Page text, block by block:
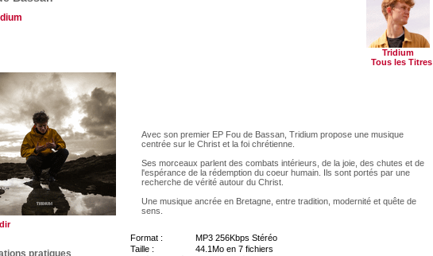
Tridium
Tous les Titres
pratiques
Avec son premier EP Fou de Bassan, Tridium propose une musique
centrée sur le Christ et la foi chrétienne.
Ses morceaux parlent des combats intérieurs, de la joie, des chutes et de
l'espérance de la rédemption du coeur humain. Ils sont portés par une
recherche de vérité autour du Christ.
Une musique ancrée en Bretagne, entre tradition, modernité et quête de
sens.
Format :
MP3 256Kbps Stéréo
Taille :
44.1Mo en 7 fichiers